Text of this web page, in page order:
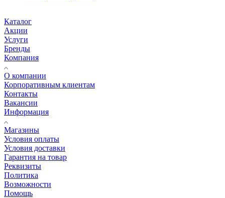
Каталог
Акции
Услуги
Бренды
Компания
О компании
Корпоративным клиентам
Контакты
Вакансии
Информация
Магазины
Условия оплаты
Условия доставки
Гарантия на товар
Реквизиты
Политика
Возможности
Помощь